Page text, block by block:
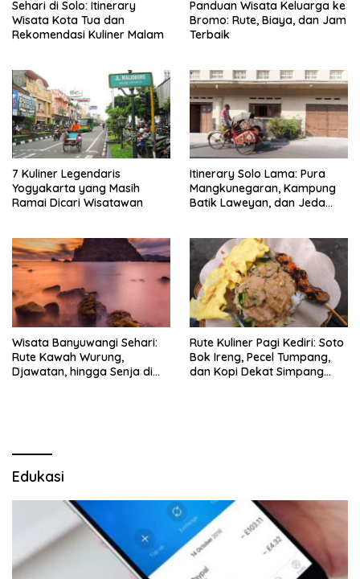
Sehari di Solo: Itinerary
Wisata Kota Tua dan
Rekomendasi Kuliner Malam
Panduan Wisata Keluarga ke
Bromo: Rute, Biaya, dan Jam
Terbaik
7 Kuliner Legendaris
Yogyakarta yang Masih
Ramai Dicari Wisatawan
Itinerary Solo Lama: Pura
Mangkunegaran, Kampung
Batik Laweyan, dan Jeda
Wisata Banyuwangi Sehari:
Rute Kawah Wurung,
Djawatan, hingga Senja di
Rute Kuliner Pagi Kediri: Soto
Bok Ireng, Pecel Tumpang,
dan Kopi Dekat Simpang
Edukasi